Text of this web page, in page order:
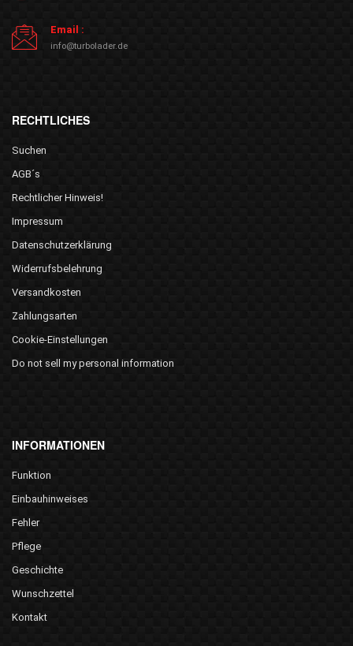
Email :
info@turbolader.de
RECHTLICHES
Suchen
AGB´s
Rechtlicher Hinweis!
Impressum
Datenschutzerklärung
Widerrufsbelehrung
Versandkosten
Zahlungsarten
Cookie-Einstellungen
Do not sell my personal information
INFORMATIONEN
Funktion
Einbauhinweises
Fehler
Pflege
Geschichte
Wunschzettel
Kontakt